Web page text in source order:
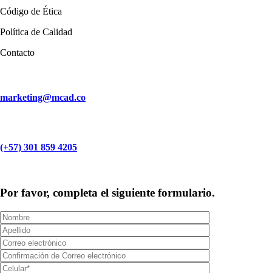
Código de Ética
Política de Calidad
Contacto
marketing@mcad.co
(+57) 301 859 4205
Por favor, completa el siguiente formulario.